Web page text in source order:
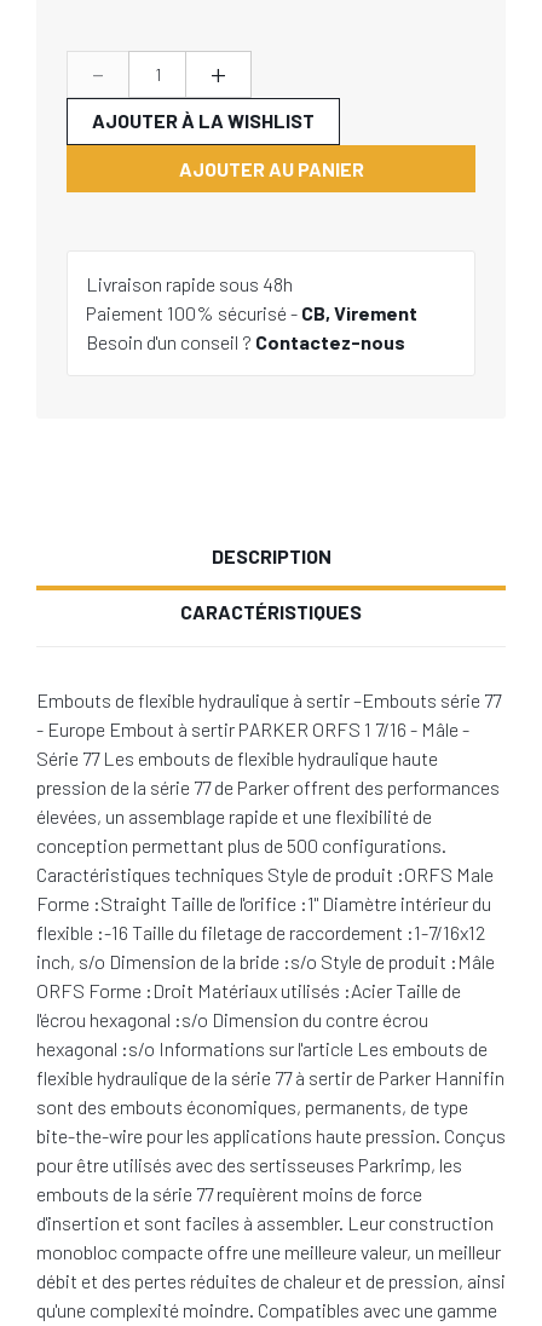
- +
AJOUTER AU PANIER
AJOUTER À LA WISHLIST
Livraison rapide sous 48h
Paiement 100% sécurisé - CB, Virement
Besoin d'un conseil ? Contactez-nous
DESCRIPTION
CARACTÉRISTIQUES
Embouts de flexible hydraulique à sertir –Embouts série 77
- Europe Embout à sertir PARKER ORFS 1 7/16 - Mâle -
Série 77 Les embouts de flexible hydraulique haute
pression de la série 77 de Parker offrent des performances
élevées, un assemblage rapide et une flexibilité de
conception permettant plus de 500 configurations.
Caractéristiques techniques Style de produit :ORFS Male
Forme :Straight Taille de l'orifice :1" Diamètre intérieur du
flexible :-16 Taille du filetage de raccordement :1-7/16x12
inch, s/o Dimension de la bride :s/o Style de produit :Mâle
ORFS Forme :Droit Matériaux utilisés :Acier Taille de
l'écrou hexagonal :s/o Dimension du contre écrou
hexagonal :s/o Informations sur l'article Les embouts de
flexible hydraulique de la série 77 à sertir de Parker Hannifin
sont des embouts économiques, permanents, de type
bite-the-wire pour les applications haute pression. Conçus
pour être utilisés avec des sertisseuses Parkrimp, les
embouts de la série 77 requièrent moins de force
d'insertion et sont faciles à assembler. Leur construction
monobloc compacte offre une meilleure valeur, un meilleur
débit et des pertes réduites de chaleur et de pression, ainsi
qu'une complexité moindre. Compatibles avec une gamme